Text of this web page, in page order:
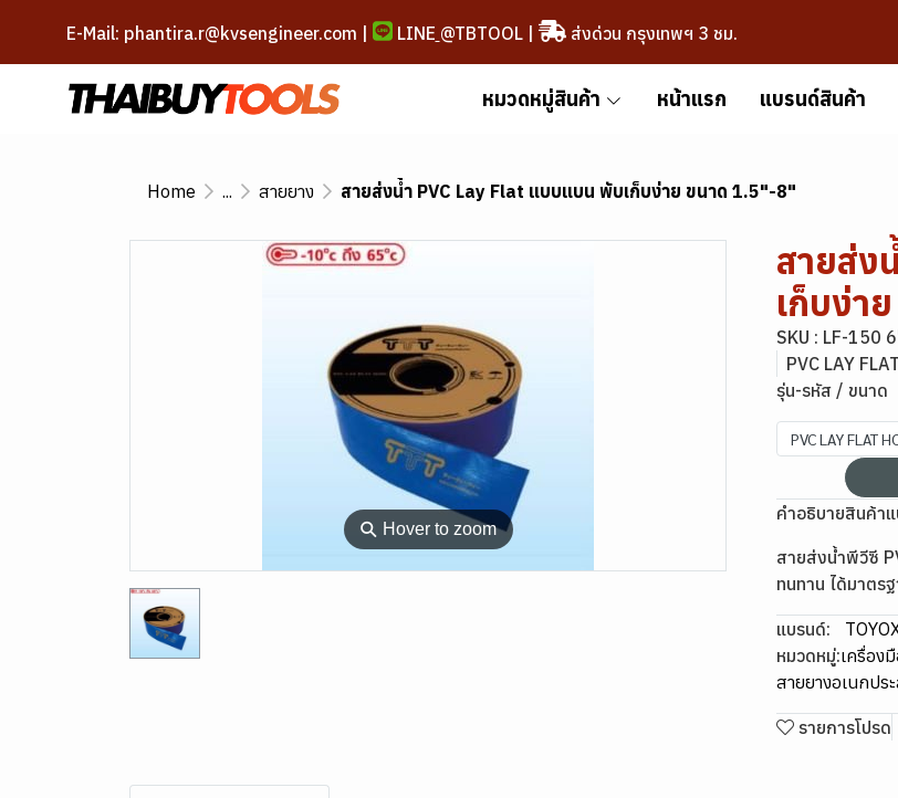
E-Mail: phantira.r@kvsengineer.com | LINE @TBTOOL| ส่งด่วน กรุงเทพฯ 3 ชม.
หมวดหมู่สินค้า หน้าแรก แบรนด์สินค้า
Home ... สายยาง สายส่งน้ำ PVC Lay Flat แบบแบน พับเก็บง่าย ขนาด 1.5"-8"
⚲ Hover to zoom
สายส่ง
เก็บง่า
SKU : LF-150
PVC LAY
รุ่น-รหัส / ขนาด
PVC LAY FLAT
คำอธิบายสินค้า
สายส่งน้ำพีวีซี
ทนทาน ได้มาตร
แบรนด์:
หมวดหมู่:เครื่อง
สายยางอเนกปร
รายการโปรด